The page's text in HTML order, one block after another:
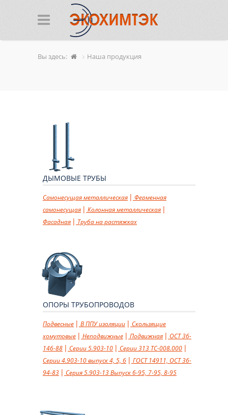
Вы здесь: Наша продукция
ДЫМОВЫЕ ТРУБЫ
Самонесущая металлическая
Ферменная
самонесущая
Колонная металлическая
Фасадная
Труба на растяжках
ОПОРЫ ТРУБОПРОВОДОВ
Подвесные В ППУ изоляции
Cкользящие
хомутовые
Неподвижные Подвижная
ОСТ 36-
146-88
Серии 5.903-10
Серии 313 ТС-008.000
Серии 4.903-10 выпуск 4, 5, 6
ГОСТ 14911, ОСТ 36-
94-83
Серия 5.903-13 Выпуск 6-95, 7-95, 8-95